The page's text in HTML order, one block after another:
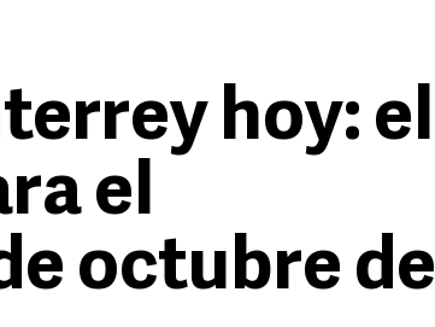
hoy: el
el
octubre de